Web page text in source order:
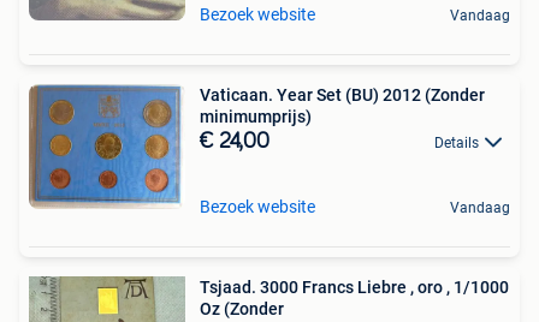
Bezoek website Vandaag
Vaticaan. Year Set (BU) 2012 (Zonder
minimumprijs)
€ 24,00 Details
Bezoek website Vandaag
Tsjaad. 3000 Francs Liebre , oro , 1/1000
Oz (Zonder